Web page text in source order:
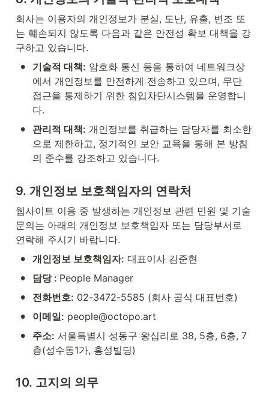
회사는 이용자의 개인정보가 분실, 도난, 유출, 변조 또
는 훼손되지 않도록 다음과 같은 안전성 확보 대책을 강
구하고 있습니다.
• 기술적 대책: 암호화 통신 등을 통하여 네트워크상
에서 개인정보를 안전하게 전송하고 있으며, 무단
접근을 통제하기 위한 침입차단시스템을 운영합니
다.
• 관리적 대책: 개인정보를 취급하는 담당자를 최소한
으로 제한하고, 정기적인 보안 교육을 통해 본 방침
의 준수를 강조하고 있습니다.
9. 개인정보 보호책임자의 연락처
웹사이트 이용 중 발생하는 개인정보 관련 민원 및 기술
문의는 아래의 개인정보 보호책임자 또는 담당부서로
연락해 주시기 바랍니다.
• 개인정보 보호책임자: 대표이사 김준현
• 담당 : People Manager
• 전화번호: 02-3472-5585 (회사 공식 대표번호)
• 이메일: people@octopo.art
• 주소: 서울특별시 성동구 왕십리로 38, 5층, 6층, 7
층(성수동1가, 홍성빌딩)
10. 고지의 의무